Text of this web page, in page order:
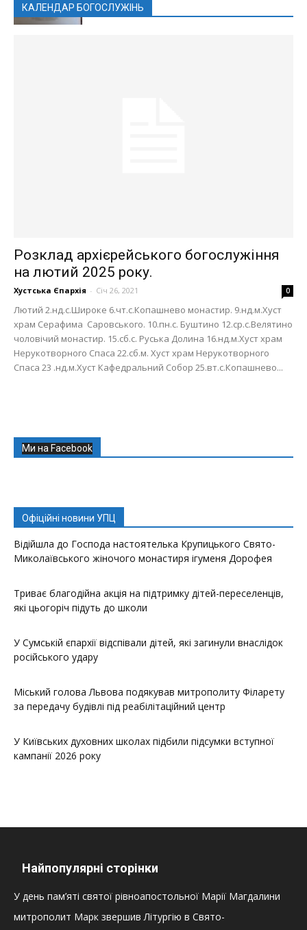
КАЛЕНДАР БОГОСЛУЖІНЬ
Розклад архієрейського богослужіння
на лютий 2025 року.
Хустська Єпархія - Січ 26, 2021 0
Лютий 2.нд.с.Широке 6.чт.с.Копашнево монастир. 9.нд.м.Хуст
храм Серафима Саровського. 10.пн.с. Буштино 12.ср.с.Велятино
чоловічий монастир. 15.сб.с. Руська Долина 16.нд.м.Хуст храм
Нерукотворного Спаса 22.сб.м. Хуст храм Нерукотворного
Спаса 23 .нд.м.Хуст Кафедральний Собор 25.вт.с.Копашнево...
Ми на Facebook
Офіційні новини УПЦ
Відійшла до Господа настоятелька Крупицького Свято-
Миколаївського жіночого монастиря ігуменя Дорофея
Триває благодійна акція на підтримку дітей-переселенців,
які цьогоріч підуть до школи
У Сумській єпархії відспівали дітей, які загинули внаслідок
російського удару
Міський голова Львова подякував митрополиту Філарету
за передачу будівлі під реабілітаційний центр
У Київських духовних школах підбили підсумки вступної
кампанії 2026 року
Найпопулярні сторінки
У день пам’яті святої рівноапостольної Марії Магдалини
митрополит Марк звершив Літургію в Свято-